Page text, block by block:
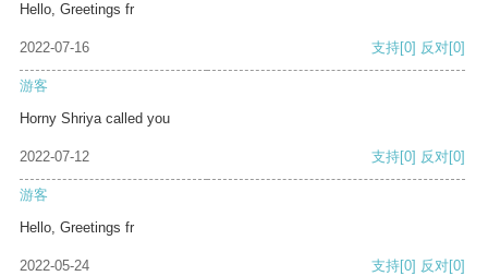
Hello, Greetings fr
2022-07-16 支持[0] 反对[0]
游客
Horny Shriya called you
2022-07-12 支持[0] 反对[0]
游客
Hello, Greetings fr
2022-05-24 支持[0] 反对[0]